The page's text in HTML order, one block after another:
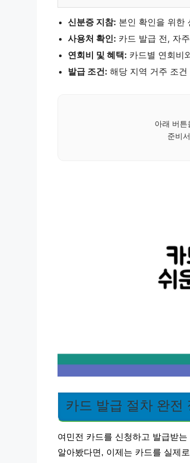
신분증 지참: 본인 확인을 위한
사용처 확인: 카드 발급 전, 자
연회비 및 혜택: 카드별 연회비
발급 조건: 해당 지역 거주 조
아래 버
준비
카드 발급 절차 완전
여민전 카드를 신청하고 발급받
알아봤다면, 이제는 카드를 실제